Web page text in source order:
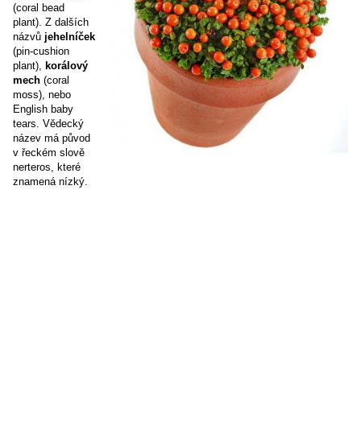
(coral bead
plant). Z dalších
názvů jehelníček
(pin-cushion
plant),
korálový
mech (coral
moss), nebo
English baby
tears. Vědecký
název má původ
v řeckém slově
nerteros, které
znamená nízký.